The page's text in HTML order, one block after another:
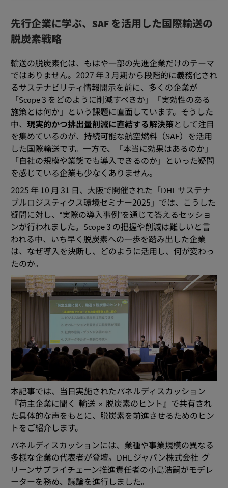
先行企業に学ぶ、SAF を活用した国際輸送の
脱炭素戦略
輸送の脱炭素化は、もはや一部の先進企業だけのテーマ
ではありません。2027 年 3 月期から段階的に義務化され
るサステナビリティ情報開示を前に、多くの企業が
「Scope 3 をどのように削減すべきか」「実効性のある
施策とは何か」という課題に直面しています。そうした
中、 現実的かつ排出量削減に直結する解決策として注目
を集めているのが、持続可能な航空燃料（SAF）を活用
した国際輸送です。一方で、「本当に効果はあるのか」
「自社の規模や業態でも導入できるのか」といった疑問
を感じている企業も少なくありません。
2025 年 10 月 31 日、大阪で開催された「DHL サステナ
ブルロジスティクス環境セミナー2025」では、こうした
疑問に対し、“実際の導入事例”を通じて答えるセッショ
ンが行われました。Scope 3 の把握や削減は難しいと言
われる中、いち早く脱炭素への一歩を踏み出した企業
は、なぜ導入を決断し、どのように活用し、何が変わっ
たのか。
本記事では、当日実施されたパネルディスカッション
『荷主企業に聞く 輸送 × 脱炭素のヒント』で共有され
た具体的な声をもとに、脱炭素を前進させるためのヒン
トをご紹介します。
パネルディスカッションには、業種や事業規模の異なる
多様な企業の代表者が登壇。DHL ジャパン株式会社 グ
リーンサプライチェーン推進責任者の小島浩嗣がモデレ
ーターを務め、議論を進行しました。